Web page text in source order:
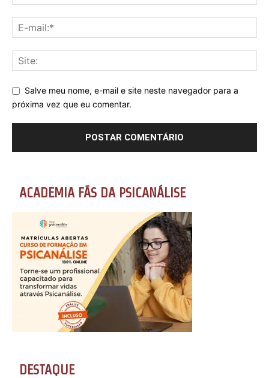
Salve meu nome, e-mail e site neste navegador para a
próxima vez que eu comentar.
ACADEMIA FÃS DA PSICANÁLISE
DESTAQUE